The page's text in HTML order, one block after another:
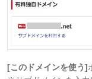
[このドメインを使う]